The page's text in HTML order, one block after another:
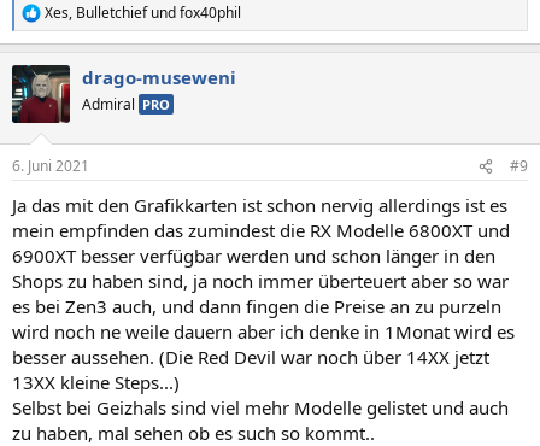
R
e
k
t
i
e
:
Xes, Bulletchiefundfox40phil
drago-museweni
Admiral PRO
6. Juni 2021 #9
Ja das mit den Grafikkarten ist schon nervig allerdings ist es
mein empfinden das zumindest die RX Modelle 6800XT und
6900XT besser verfügbar werden und schon länger in den
Shops zu haben sind, ja noch immer überteuert aber so war
es bei Zen3 auch, und dann fingen die Preise an zu purzeln
wird noch ne weile dauern aber ich denke in 1Monat wird es
besser aussehen. (Die Red Devil war noch über 14XX jetzt
13XX kleine Steps...)
Selbst bei Geizhals sind viel mehr Modelle gelistet und auch
zu haben, mal sehen ob es such so kommt..